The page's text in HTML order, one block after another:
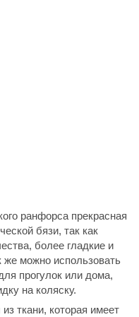
ранфорса прекрасная
бязи, так как
более гладкие и
же можно использовать
прогулок или дома,
на коляску.
ткани, которая имеет